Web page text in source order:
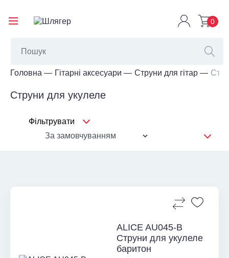
0
Головна Гітарні аксесуари Струни для гітар
Струни для укулеле
Фільтрувати
ALICE AU045-B
Струни для укулеле
баритон